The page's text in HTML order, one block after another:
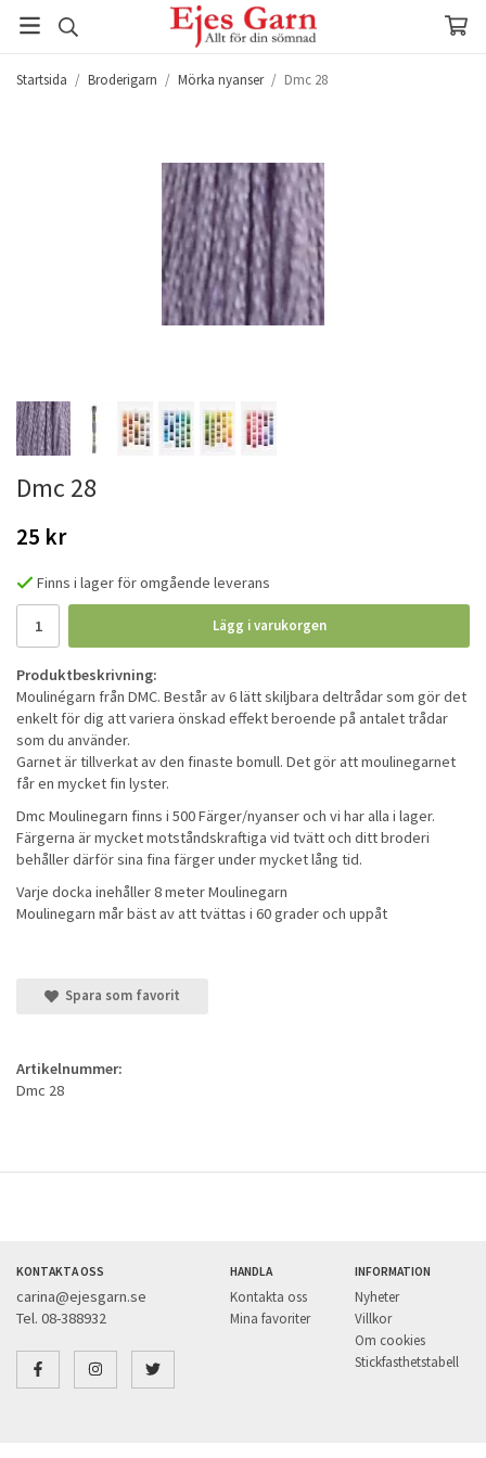
Startsida / Broderigarn / Mörka nyanser / Dmc 28
Dmc 28
25 kr
Finns i lager för omgående leverans
Lägg i varukorgen
Produktbeskrivning:
Moulinégarn från DMC. Består av 6 lätt skiljbara deltrådar som gör det
enkelt för dig att variera önskad effekt beroende på antalet trådar
som du använder.
Garnet är tillverkat av den finaste bomull. Det gör att moulinegarnet
får en mycket fin lyster.
Dmc Moulinegarn finns i 500 Färger/nyanser och vi har alla i lager.
Färgerna är mycket motståndskraftiga vid tvätt och ditt broderi
behåller därför sina fina färger under mycket lång tid.
Varje docka inehåller 8 meter Moulinegarn
Moulinegarn mår bäst av att tvättas i 60 grader och uppåt
Spara som favorit
Artikelnummer:
Dmc 28
KONTAKTA OSS
carina@ejesgarn.se
Tel. 08-388932
HANDLA
Kontakta oss
Mina favoriter
INFORMATION
Nyheter
Villkor
Om cookies
Stickfasthetstabell